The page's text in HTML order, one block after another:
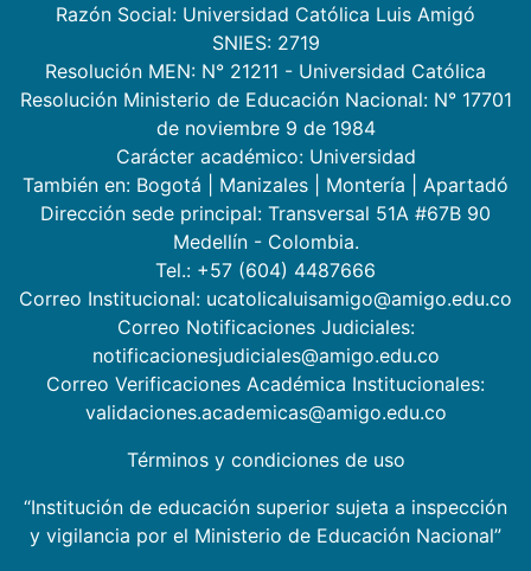
Razón Social: Universidad Católica Luis Amigó
SNIES: 2719
Resolución MEN: N° 21211 - Universidad Católica
Resolución Ministerio de Educación Nacional: N° 17701
de noviembre 9 de 1984
Carácter académico: Universidad
También en: Bogotá Manizales Montería
Apartadó
Dirección sede principal: Transversal 51A #67B 90
Medellín - Colombia.
Tel.: +57 (604) 4487666
Correo Institucional: ucatolicaluisamigo@amigo.edu.co
Correo Notificaciones Judiciales:
notificacionesjudiciales@amigo.edu.co
Correo Verificaciones Académica Institucionales:
validaciones.academicas@amigo.edu.co
Términos y condiciones de uso
“Institución de educación superior sujeta a inspección
y vigilancia por el Ministerio de Educación Nacional”